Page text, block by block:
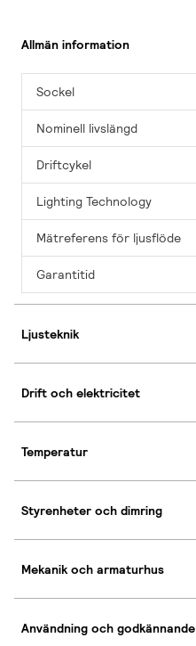
Allmän information
Sockel
Nominell livslängd
Driftcykel
Lighting Technology
Mätreferens för ljusflöde
Garantitid
Ljusteknik
Drift och elektricitet
Temperatur
Styrenheter och dimring
Mekanik och armaturhus
Användning och godkännande